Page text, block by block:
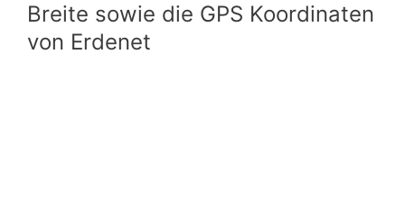
Breite sowie die GPS Koordinaten
von Erdenet